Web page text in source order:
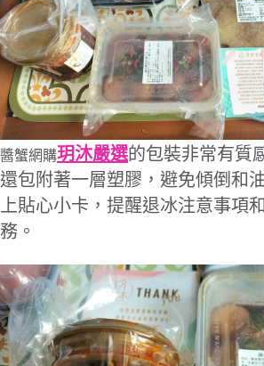
醬蟹網購玥沐嚴選的包裝非常有質
還包附著一層塑膠，避免傾倒和
上貼心小卡，提醒退冰注意事項
務。